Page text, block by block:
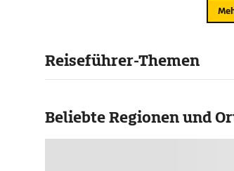
Reiseführer-Themen
Beliebte Regionen und